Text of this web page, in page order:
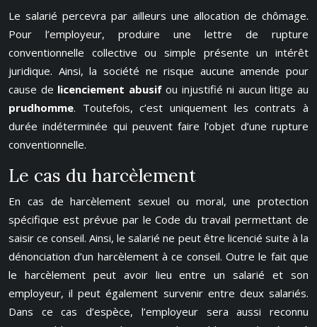
Le salarié percevra par ailleurs une allocation de chômage.
Pour l’employeur, produire une lettre de rupture
conventionnelle collective ou simple présente un intérêt
juridique. Ainsi, la société ne risque aucune amende pour
cause de licenciement abusifou injustifié ni aucun litige au
prudhomme. Toutefois, c’est uniquement les contrats à
durée indéterminée qui peuvent faire l’objet d’une rupture
conventionnelle.
Le cas du harcèlement
En cas de harcèlement sexuel ou moral, une protection
spécifique est prévue par le Code du travail permettant de
saisir ce conseil. Ainsi, le salarié ne peut être licencié suite à la
dénonciation d’un harcèlement à ce conseil. Outre le fait que
le harcèlement peut avoir lieu entre un salarié et son
employeur, il peut également survenir entre deux salariés.
Dans ce cas d’espèce, l’employeur sera aussi reconnu